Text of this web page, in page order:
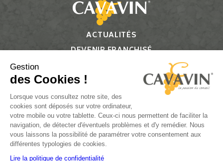
ACTUALITÉS
DEVENIR FRANCHISÉ
Suivez-nous
L’ABUS D’ALCOOL EST DANGEREUX POUR LA SANTÉ, À
Gestion
des Cookies !
Lorsque vous consultez notre site, des
cookies sont déposés sur votre ordinateur,
votre mobile ou votre tablette. Ceux-ci nous permettent de faciliter la
navigation, de détecter d'éventuels problèmes et d'y remédier. Nous
vous laissons la possibilité de paramétrer votre consentement aux
différentes typologies de cookies.
Lire la politique de confidentialité